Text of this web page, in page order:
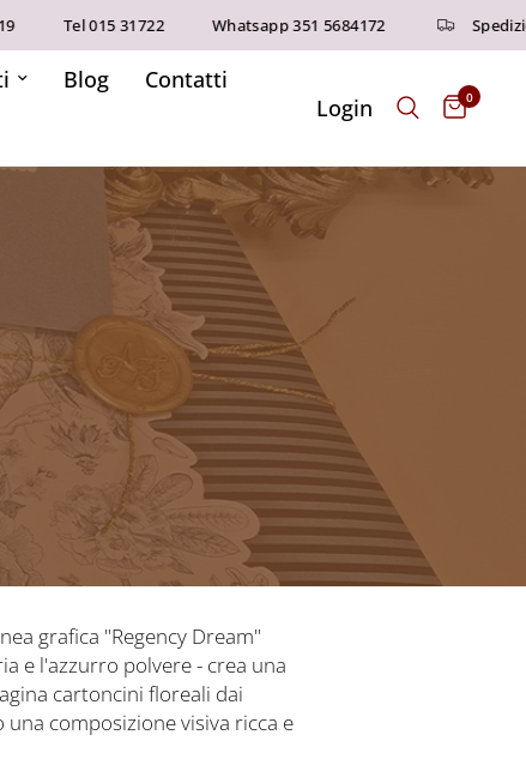
Tel 015 31722 Whatsapp 351 5684172 Spedizioni
Blog
Contatti
Login 0
grafica "Regency Dream"
e l'azzurro polvere - crea una
cartoncini floreali dai
composizione visiva ricca e